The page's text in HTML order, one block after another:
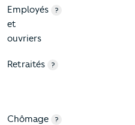
Employés
et
ouvriers
?
Retraités ?
Chômage ?